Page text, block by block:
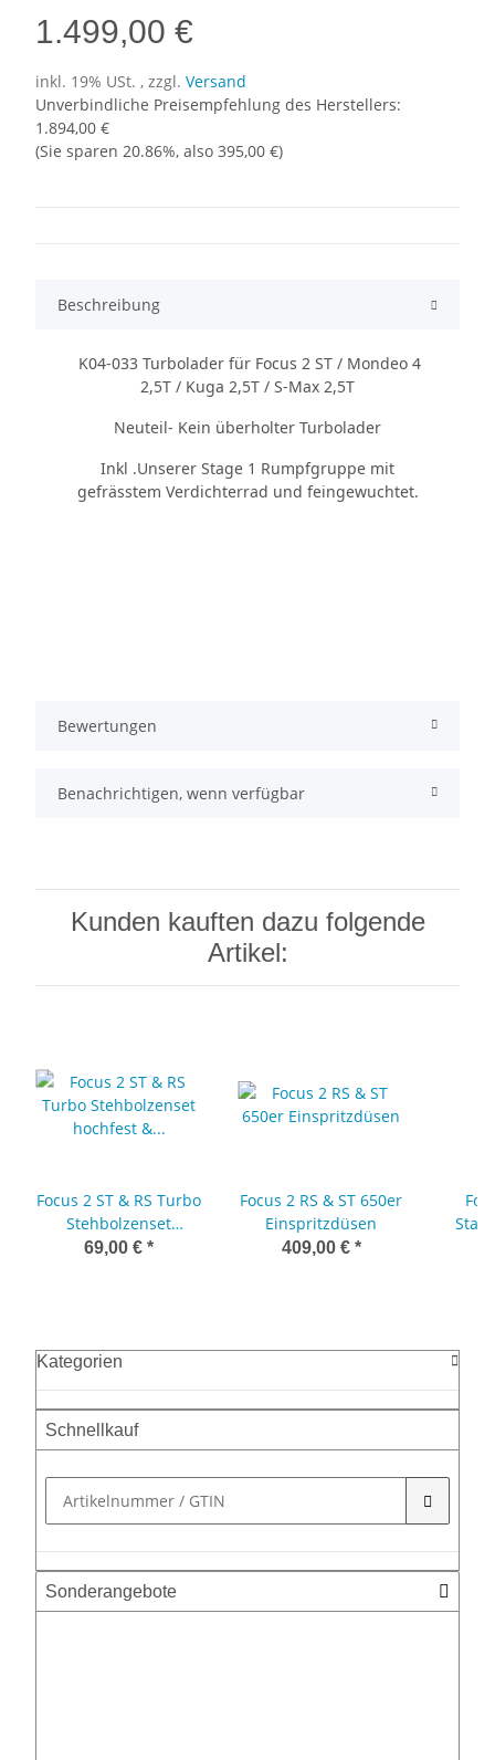
1.499,00 €
inkl. 19% USt. , zzgl. Versand
Unverbindliche Preisempfehlung des Herstellers:
1.894,00 €
(Sie sparen 20.86%, also 395,00 €)
Beschreibung
K04-033 Turbolader für Focus 2 ST / Mondeo 4
2,5T / Kuga 2,5T / S-Max 2,5T
Neuteil- Kein überholter Turbolader
Inkl .Unserer Stage 1 Rumpfgruppe mit
gefrässtem Verdichterrad und feingewuchtet.
Bewertungen
Benachrichtigen, wenn verfügbar
Kunden kauften dazu folgende
Artikel:
Focus 2 ST & RS Turbo
Stehbolzenset
hochfest & getempert
69,00 € *
Focus 2 RS & ST 650er
Einspritzdüsen
409,00 € *
Kategorien
Schnellkauf
Sonderangebote